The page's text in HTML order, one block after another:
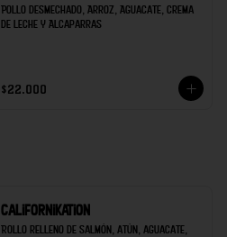
Pollo desmechado, Arroz, Aguacate, Crema
de Leche y Alcaparras
$22.000
Californikation
Rollo relleno de salmón, atún, aguacate,